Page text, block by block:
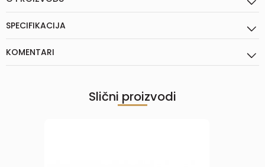
SPECIFIKACIJA
KOMENTARI
Slični proizvodi